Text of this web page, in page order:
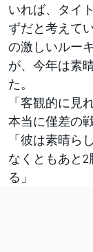
いれば、タイ
ずだと考えて
の激しいルー
が、今年は素
た。
「客観的に見
本当に僅差の
「彼は素晴ら
なくともあと
る」